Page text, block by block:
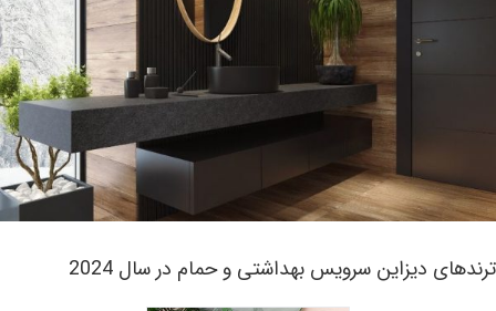
دیزاین سرویس بهداشتی و حمام در سال 2024